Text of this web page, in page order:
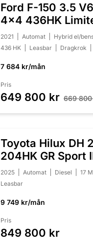
Ford F-150 3.5
4x4 436HK
/Moms
2021 Automat Hybrid el/
436 HK
Leasbar Dragkrok
7 684 kr/mån
Pris
649 800 kr 669
Toyota Hilux DH
204HK GR Sport
/17mil
2025 Automat Diesel 17
Leasbar
9 749 kr/mån
Pris
849 800 kr